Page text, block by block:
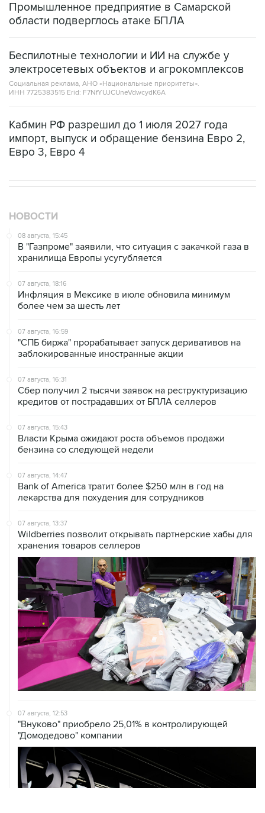
Промышленное предприятие в Самарской
области подверглось атаке БПЛА
Беспилотные технологии и ИИ на службе у
электросетевых объектов и агрокомплексов
Социальная реклама, АНО «Национальные приоритеты».
ИНН 7725383515 Erid: F7NfYUJCUneVdwcydK6A
Кабмин РФ разрешил до 1 июля 2027 года
импорт, выпуск и обращение бензина Евро 2,
Евро 3, Евро 4
НОВОСТИ
08 августа, 15:45
В "Газпроме" заявили, что ситуация с закачкой газа в
хранилища Европы усугубляется
07 августа, 18:16
Инфляция в Мексике в июле обновила минимум
более чем за шесть лет
07 августа, 16:59
"СПБ биржа" прорабатывает запуск деривативов на
заблокированные иностранные акции
07 августа, 16:31
Сбер получил 2 тысячи заявок на реструктуризацию
кредитов от пострадавших от БПЛА селлеров
07 августа, 15:43
Власти Крыма ожидают роста объемов продажи
бензина со следующей недели
07 августа, 14:47
Bank of America тратит более $250 млн в год на
лекарства для похудения для сотрудников
07 августа, 13:37
Wildberries позволит открывать партнерские хабы для
хранения товаров селлеров
07 августа, 12:53
"Внуково" приобрело 25,01% в контролирующей
"Домодедово" компании